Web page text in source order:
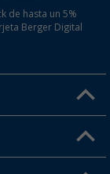
de hasta un 5%
Berger Digital